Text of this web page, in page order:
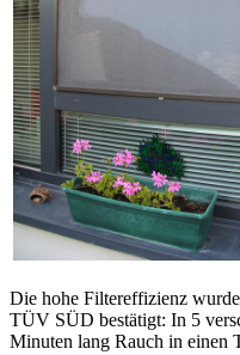
Die hohe Filtereffizienz
TÜV SÜD bestätigt: In 5
Minuten lang Rauch in einen